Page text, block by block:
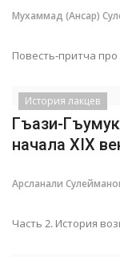
Мухаммад (Ансар)
Повесть-притча
История лакцев
Гъази-
начала XIX
Арсланали
Часть 2. История